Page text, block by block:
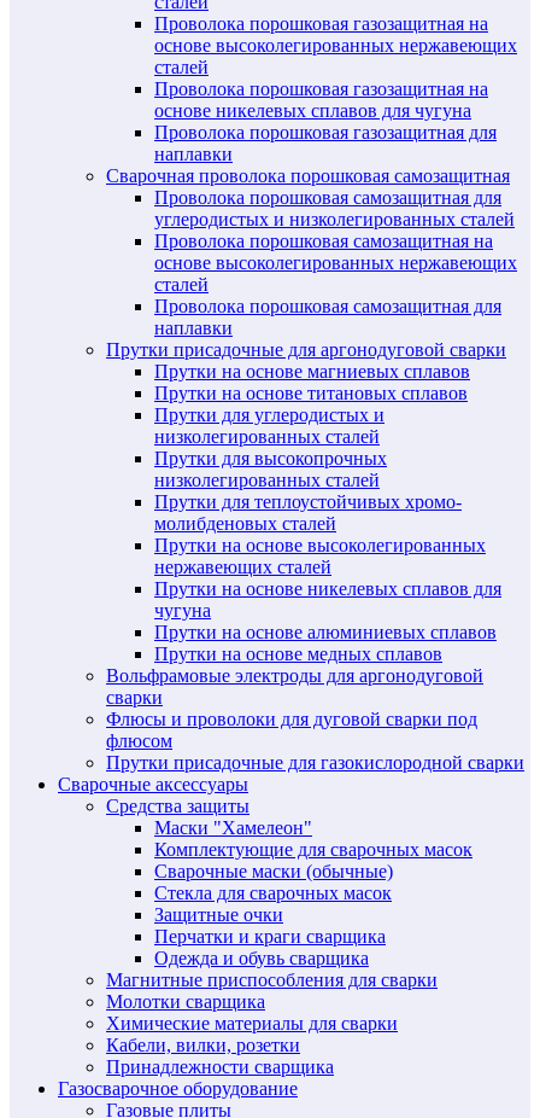
Проволока порошковая газозащитная на
основе высоколегированных нержавеющих
сталей
Проволока порошковая газозащитная на
основе никелевых сплавов для чугуна
Проволока порошковая газозащитная для
наплавки
Сварочная проволока порошковая самозащитная
Проволока порошковая самозащитная для
углеродистых и низколегированных сталей
Проволока порошковая самозащитная на
основе высоколегированных нержавеющих
сталей
Проволока порошковая самозащитная для
наплавки
Прутки присадочные для аргонодуговой сварки
Прутки на основе магниевых сплавов
Прутки на основе титановых сплавов
Прутки для углеродистых и
низколегированных сталей
Прутки для высокопрочных
низколегированных сталей
Прутки для теплоустойчивых хромо-
молибденовых сталей
Прутки на основе высоколегированных
нержавеющих сталей
Прутки на основе никелевых сплавов для
чугуна
Прутки на основе алюминиевых сплавов
Прутки на основе медных сплавов
Вольфрамовые электроды для аргонодуговой
сварки
Флюсы и проволоки для дуговой сварки под
флюсом
Прутки присадочные для газокислородной сварки
Сварочные аксессуары
Средства защиты
Маски "Хамелеон"
Комплектующие для сварочных масок
Сварочные маски (обычные)
Стекла для сварочных масок
Защитные очки
Перчатки и краги сварщика
Одежда и обувь сварщика
Магнитные приспособления для сварки
Молотки сварщика
Химические материалы для сварки
Кабели, вилки, розетки
Принадлежности сварщика
Газосварочное оборудование
Газовые плиты